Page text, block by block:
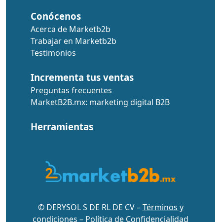
Conócenos
Acerca de Marketb2b
Trabajar en Marketb2b
Testimonios
Incrementa tus ventas
Preguntas frecuentes
MarketB2B.mx: marketing digital B2B
Herramientas
© DERYSOL S DE RL DE CV –Términos y
condiciones – Política de Confidencialidad